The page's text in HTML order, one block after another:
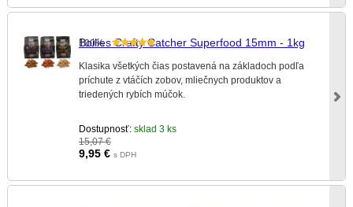
100%
Boilies Crafty Catcher Superfood 15mm - 1kg
Klasika všetkých čias postavená na základoch podľa
príchute z vtáčích zobov, mliečnych produktov a
triedených rybích múčok.
Dostupnosť: sklad 3 ks
15,07 €
9,95 € s DPH